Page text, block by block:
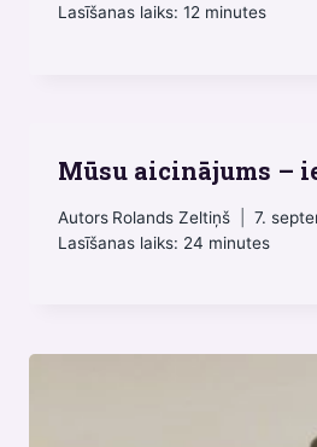
Lasīšanas laiks: 12 minutes
Mūsu aicinājums –
Autors Rolands Zeltiņš
7.
Lasīšanas laiks: 24 minutes